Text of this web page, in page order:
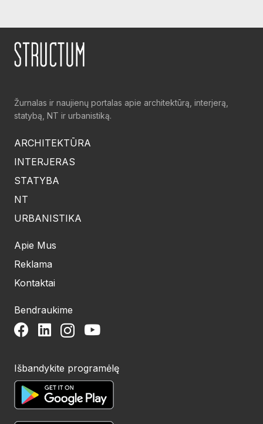
Žurnalas ir naujienų portalas apie architektūrą, interjerą,
statybą, NT ir urbanistiką.
ARCHITEKTŪRA
INTERJERAS
STATYBA
NT
URBANISTIKA
Apie Mus
Reklama
Kontaktai
Bendraukime
Išbandykite programėlę